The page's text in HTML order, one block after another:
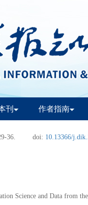
刊 作者指南
36. doi: 10.13366/
Science and Data from